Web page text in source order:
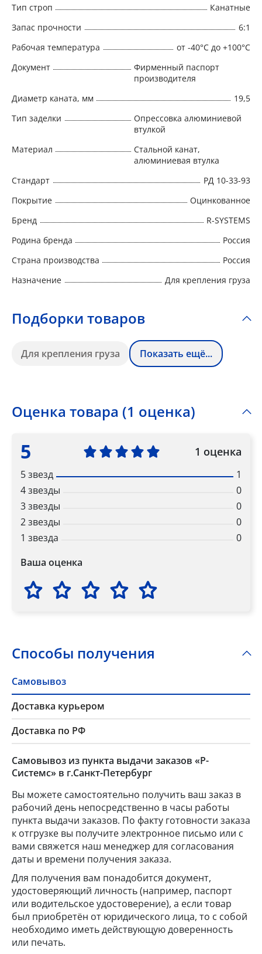
Тип строп
Канатные
Запас прочности
6:1
Рабочая температура
от -40°C до +100°C
Документ
Фирменный паспорт
производителя
Диаметр каната, мм
19,5
Тип заделки
Опрессовка алюминиевой
втулкой
Материал
Стальной канат,
алюминиевая втулка
Стандарт
РД 10-33-93
Покрытие
Оцинкованное
Бренд
R-SYSTEMS
Родина бренда
Россия
Страна производства
Россия
Назначение
Для крепления груза
Подборки товаров
Для крепления груза Показать ещё...
Оценка товара (1 оценка)
5 1 оценка
5 звезд
1
4 звезды
0
3 звезды
0
2 звезды
0
1 звезда
0
Ваша оценка
Способы получения
Самовывоз
Доставка курьером
Доставка по РФ
Самовывоз из пункта выдачи заказов «Р-
Системс» в г.Санкт-Петербург
Вы можете самостоятельно получить ваш заказ в
рабочий день непосредственно в часы работы
пункта выдачи заказов. По факту готовности заказа
к отгрузке вы получите электронное письмо или с
вами свяжется наш менеджер для согласования
даты и времени получения заказа.
Для получения вам понадобится документ,
удостоверяющий личность (например, паспорт
или водительское удостоверение), а если товар
был приобретён от юридического лица, то с собой
необходимо иметь действующую доверенность
или печать.Popup Title
×